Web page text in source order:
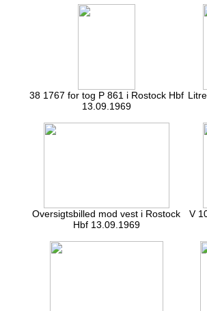
38 1767 for tog P 861 i Rostock Hbf
13.09.1969
Oversigtsbilled mod vest i Rostock
Hbf 13.09.1969
V